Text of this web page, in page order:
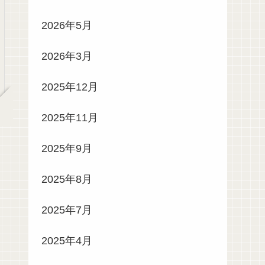
2026年5月
2026年3月
2025年12月
2025年11月
2025年9月
2025年8月
2025年7月
2025年4月